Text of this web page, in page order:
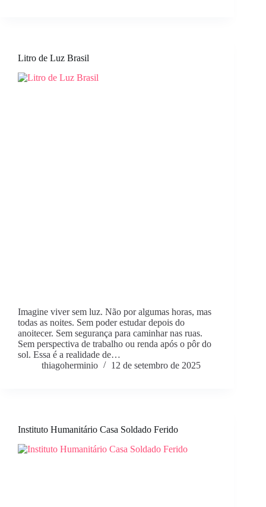
Litro de Luz Brasil
Imagine viver sem luz. Não por algumas horas, mas
todas as noites. Sem poder estudar depois do
anoitecer. Sem segurança para caminhar nas ruas.
Sem perspectiva de trabalho ou renda após o pôr do
sol. Essa é a realidade de…
thiagoherminio
12 de setembro de 2025
Instituto Humanitário Casa Soldado Ferido